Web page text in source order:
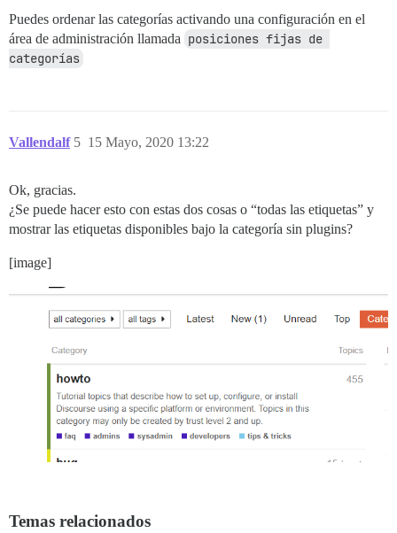
Puedes ordenar las categorías activando una configuración en el
área de administración llamada posiciones fijas de
categorías
Vallendalf 15 Mayo, 2020 13:22
5
Ok, gracias.
¿Se puede hacer esto con estas dos cosas o “todas las etiquetas” y
mostrar las etiquetas disponibles bajo la categoría sin plugins?
[image]
Temas relacionados